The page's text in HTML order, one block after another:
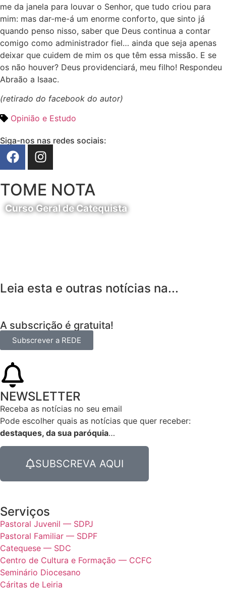
me da janela para louvar o Senhor, que tudo criou para
mim: mas dar-me-á um enorme conforto, que sinto já
quando penso nisso, saber que Deus continua a contar
comigo como administrador fiel… ainda que seja apenas
deixar que cuidem de mim os que têm essa missão. E se
os não houver? Deus providenciará, meu filho! Respondeu
Abraão a Isaac.
(retirado do facebook do autor)
Opinião e Estudo
Siga-nos nas redes sociais:
TOME NOTA
Curso Geral de Catequista
Leia esta e outras notícias na...
A subscrição é gratuita!
Subscrever a REDE
NEWSLETTER
Receba as notícias no seu email​
Pode escolher quais as notícias que quer receber:
destaques, da sua paróquia…
SUBSCREVA AQUI
Serviços
Pastoral Juvenil — SDPJ
Pastoral Familiar — SDPF
Catequese — SDC
Centro de Cultura e Formação — CCFC
Seminário Diocesano
Cáritas de Leiria